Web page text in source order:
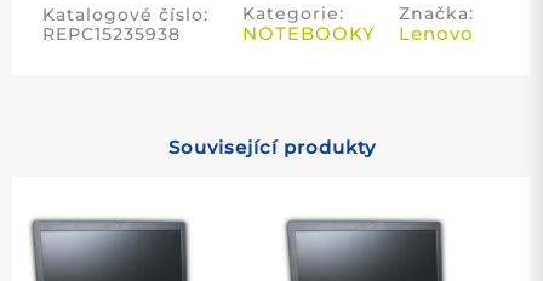
Katalogové číslo:
REPC15235938
Kategorie:
NOTEBOOKY
Značka:
Lenovo
Související produkty